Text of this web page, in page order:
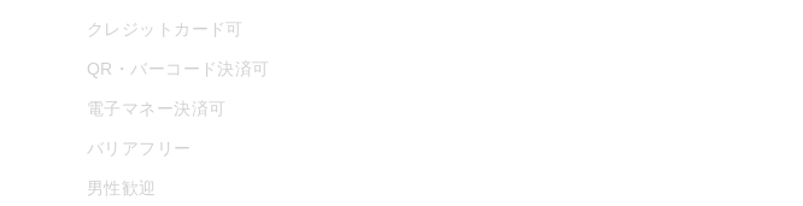
クレジットカード可
QR・バーコード決済可
電子マネー決済可
バリアフリー
男性歓迎